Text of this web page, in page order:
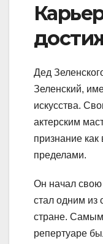
Дед
Зеленский,
искусства.
актерским
признание как
пределами.
Он начал свою
стал одним из
стране.
репертуаре